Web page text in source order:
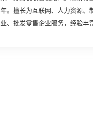
年。擅长为互联网、人力资源、
业、批发零售企业服务，经验丰富